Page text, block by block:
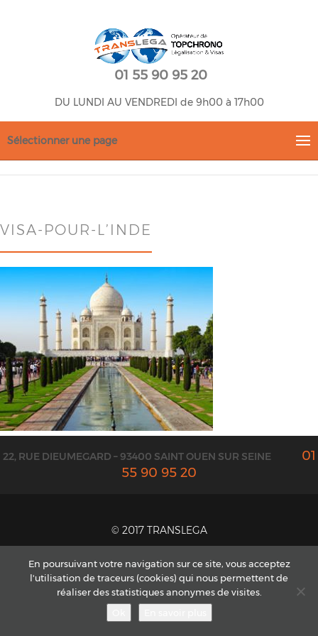
01 55 90 95 20
DU LUNDI AU VENDREDI de 9h00 à 17h00
Sélectionner une page
VISA-POUR-L’INDE
22, RUE DIEUMEGARD – 93400 SAINT OUEN SUR SEINE
01
55 90 95 20
© 2017 TRANSLEGA
MENTIONS LÉGALES
CGV
En poursuivant votre navigation sur ce site, vous acceptez
l'utilisation de traceurs (cookies) qui nous permettent de
réaliser des statistiques anonymes de visites.